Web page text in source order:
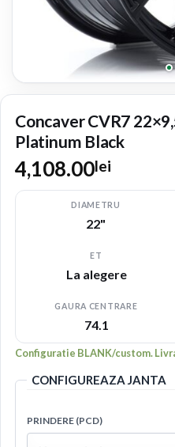
Concaver CVR7
Platinum Black
4,108.00lei
DIAMETRU
22"
ET
La alegere
GAURA CENTRARE
74.1
Configuratie BLANK/custom.
CONFIGUREAZA JANTA
PRINDERE (PCD)